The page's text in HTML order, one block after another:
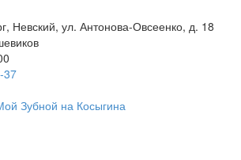
, Невский, ул. Антонова-Овсеенко, д. 18
37
Зубной на Косыгина